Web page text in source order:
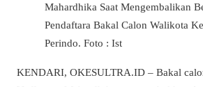
Mahardhika Saat Mengembalikan
Pendaftara Bakal Calon Walikota
Perindo. Foto : Ist
KENDARI, OKESULTRA.ID – Bakal